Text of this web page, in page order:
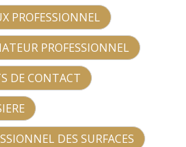
PROFESSIONNEL
PROFESSIONNEL
DE CONTACT
DES SURFACES